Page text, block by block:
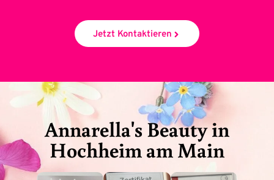
Jetzt Kontaktieren
Annarella's Beauty in
Hochheim am Main